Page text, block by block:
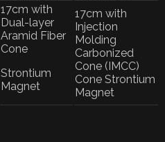
17cm with
Dual-layer
Aramid Fiber
Cone
Strontium
Magnet
17cm with
Injection
Molding
Carbonized
Cone (IMCC)
Cone Strontium
Magnet